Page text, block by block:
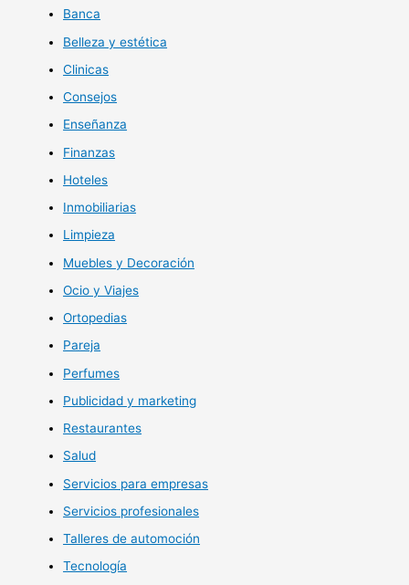
Banca
Belleza y estética
Clinicas
Consejos
Enseñanza
Finanzas
Hoteles
Inmobiliarias
Limpieza
Muebles y Decoración
Ocio y Viajes
Ortopedias
Pareja
Perfumes
Publicidad y marketing
Restaurantes
Salud
Servicios para empresas
Servicios profesionales
Talleres de automoción
Tecnología